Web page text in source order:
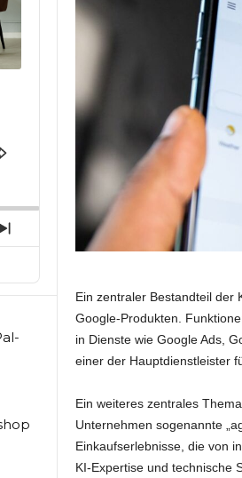
Ein zentraler Bestandteil der
Google-Produkten.
in Dienste wie Google Ads,
einer der Hauptdienstleister
Ein weiteres zentrales
Unternehmen sogenannte
Einkaufserlebnisse, die von
KI-Expertise und technische
Next
Episode